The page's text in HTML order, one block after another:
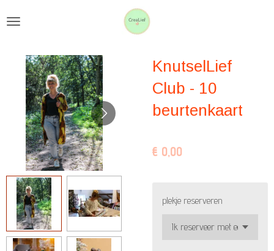
hoofdinhoud
KnutselLief
Club - 10
beurtenkaart
€ 0,00
plekje reserveren